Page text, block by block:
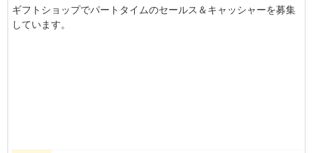
で、そこを攻め、そして守ってくれる仲間も求めています。
ギフトショップでパートタイムのセールス＆キャッシャーを募集
しています。